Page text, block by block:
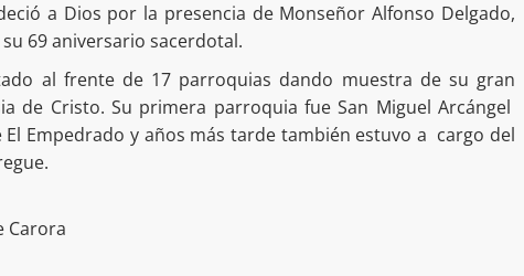
a Dios por la presencia de Monseñor Alfonso Delgado,
69 aniversario sacerdotal.
al frente de 17 parroquias dando muestra de su gran
de Cristo. Su primera parroquia fue San Miguel Arcángel
Empedrado y años más tarde también estuvo a cargo del
Carora